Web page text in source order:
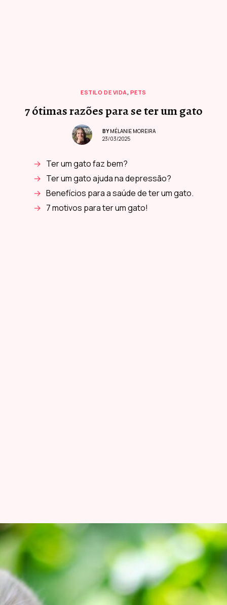
ESTILO DE VIDA, PETS
7 ótimas razões para se ter um gato
BY MÉLANIE MOREIRA
23/03/2025
Ter um gato faz bem?
Ter um gato ajuda na depressão?
Benefícios para a saúde de ter um gato.
7 motivos para ter um gato!